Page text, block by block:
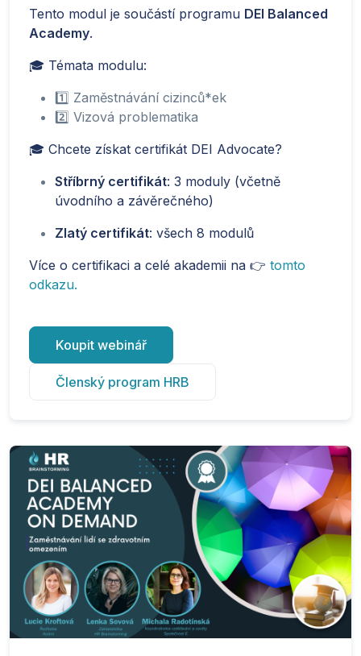
Tento modul je součástí programu DEI Balanced
Academy.
🎓 Témata modulu:
1️⃣ Zaměstnávání cizinců*ek
2️⃣ Vizová problematika
🎓 Chcete získat certifikát DEI Advocate?
Stříbrný certifikát: 3 moduly (včetně
úvodního a závěrečného)
Zlatý certifikát: všech 8 modulů
Více o certifikaci a celé akademii na 👉 tomto
odkazu.
Koupit webinář
Členský program HRB